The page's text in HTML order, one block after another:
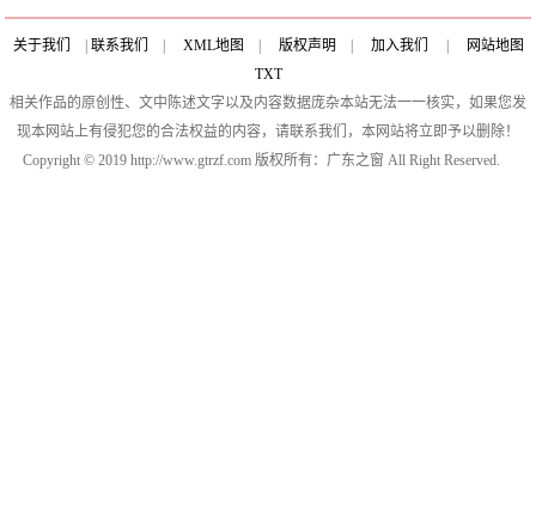
关于我们 联系我们 XML地图 版权声明 加入我们
网站地图
TXT
相关作品的原创性、文中陈述文字以及内容数据庞杂本站无法一一核实，如果您发
现本网站上有侵犯您的合法权益的内容，请联系我们，本网站将立即予以删除！
Copyright © 2019 http://www.gtrzf.com 版权所有：广东之窗 All Right Reserved.